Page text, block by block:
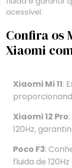
acessível.
Confira os
Xiaomi
Xiaomi Mi 11:
Xiaomi 12 Pro
120Hz,
Poco F3:
fluida de